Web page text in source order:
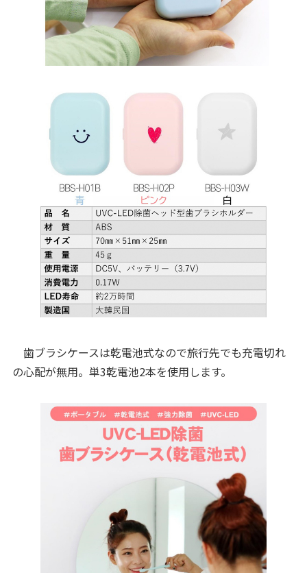
歯ブラシケースは乾電池式なので旅行先でも充電切れ
の心配が無用。単3乾電池2本を使用します。